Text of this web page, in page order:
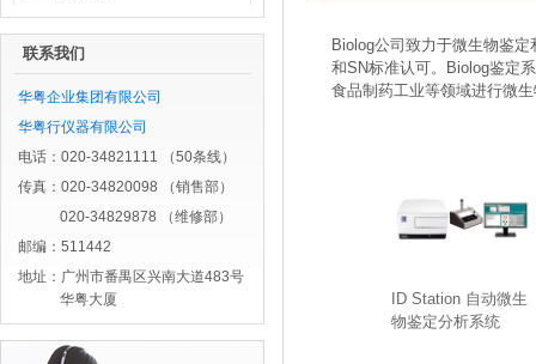
联系我们
华粤企业集团有限公司
华粤行仪器有限公司
电话：020-34821111 （50条线）
传真：020-34820098 （销售部）
020-34829878 （维修部）
邮编：511442
地址：广州市番禺区兴南大道483号
华粤大厦
Biolog公司致力于微生物鉴
和SN标准认可。Biolog鉴定
食品制药工业等领域进行微
ID Station 自动微生
物鉴定分析系统